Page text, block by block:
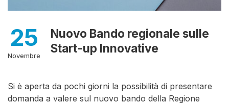
25
Novembre
Nuovo Bando regionale sulle
Start-up Innovative
Si è aperta da pochi giorni la possibilità di presentare
domanda a valere sul nuovo bando della Regione